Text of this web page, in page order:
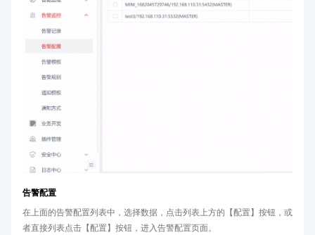
告警配置
在上面的告警配置列表中，选择数据，点击列表上方的【配置】按钮，或
者直接列表点击【配置】按钮，进入告警配置页面。